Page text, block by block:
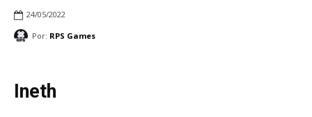
24/05/2022
Por: RPS Games
Ineth